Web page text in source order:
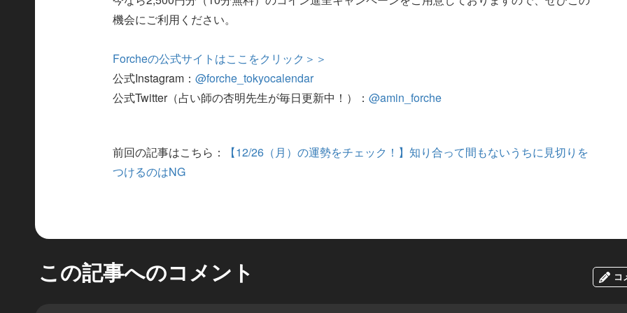
機会にご利用ください。
Forcheの公式サイトはここをクリック＞＞
公式Instagram：@forche_tokyocalendar
公式Twitter（占い師の杏明先生が毎日更新中！）：@amin_forche
前回の記事はこちら：
【12/26（月）の運勢をチェック！】知り合って間もないうちに見切りを
つけるのはNG
この記事へのコメント コ